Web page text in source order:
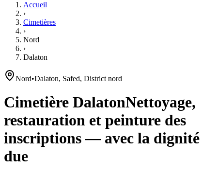
Accueil
›
Cimetières
›
Nord
›
Dalaton
Nord•Dalaton, Safed, District nord
Cimetière DalatonNettoyage,
restauration et peinture des
inscriptions — avec la dignité
due